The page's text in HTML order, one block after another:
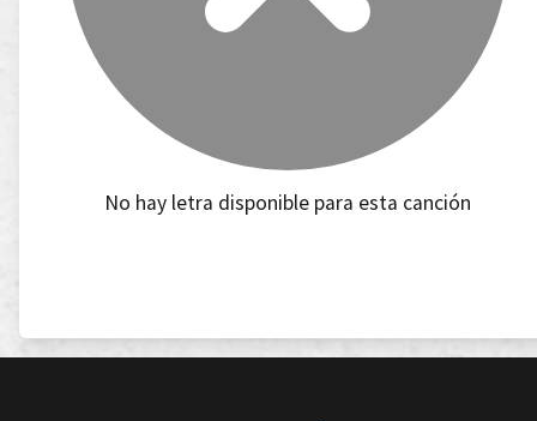
No hay letra disponible para esta canción